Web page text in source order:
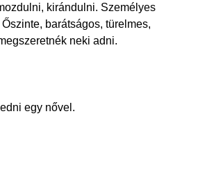
kirándulni. Személyes
barátságos, türelmes,
neki adni.
egy nővel.